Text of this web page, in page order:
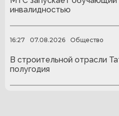
инвалидностью
16:27 07.08.2026 Общество
В строительной отрасли
полугодия